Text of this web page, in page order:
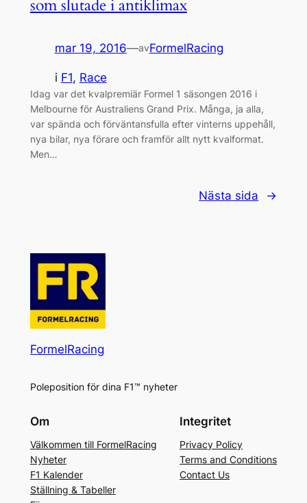
som slutade i antiklimax
mar 19, 2016—avFormelRacing
i F1, Race
Idag var det kvalpremiär Formel 1 säsongen 2016 i
Melbourne för Australiens Grand Prix. Många, ja alla,
var spända och förväntansfulla efter vinterns uppehåll,
nya bilar, nya förare och framför allt nytt kvalformat.
Men…
Nästa sida →
FormelRacing
Poleposition för dina F1™ nyheter
Om
Välkommen till FormelRacing
Nyheter
F1 Kalender
Ställning & Tabeller
Integritet
Privacy Policy
Terms and Conditions
Contact Us